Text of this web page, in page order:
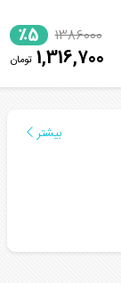
1386000
٪5
1,316,700 تومان
بیشتر